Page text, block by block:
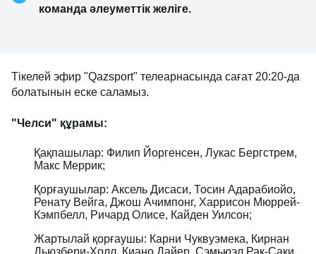
команда әлеуметтік желіге.
Тікелей эфир "Qazsport" телеарнасында сағат 20:20-да
болатынын еске саламыз.
"Челси" құрамы:
Қақпашылар: Филип Йоргенсен, Лукас Бергстрем,
Макс Меррик;
Қорғаушылар: Аксель Дисаси, Тосин Адарабиойо,
Ренату Вейга, Джош Ачимпонг, Харрисон Мюррей-
Кэмпбелл, Ричард Олисе, Кайден Уилсон;
Жартылай қорғаушы: Карни Чуквуэмека, Кирнан
Дьюзбери-Холл, Киано Дайер, Сэмьюэл Рак-Саки,